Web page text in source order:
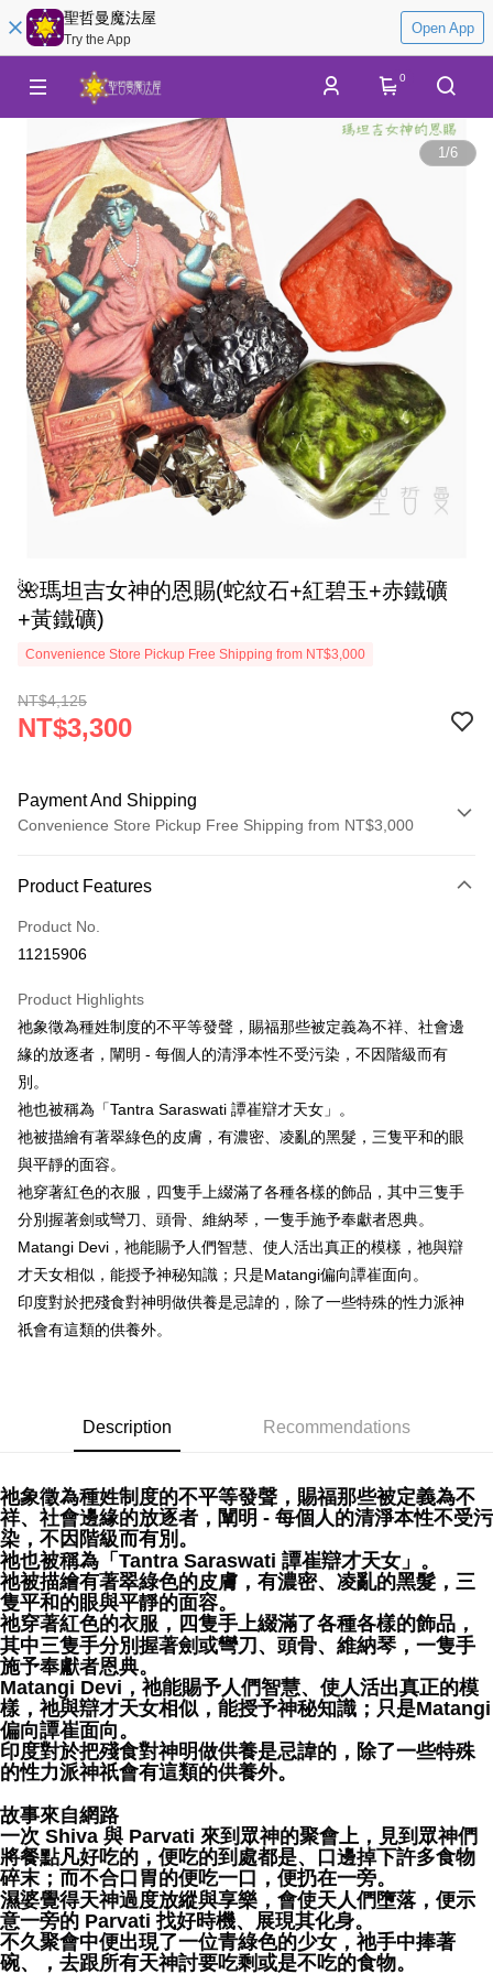
聖哲曼魔法屋
Try the App
Open App
0
1/6
🌺瑪坦吉女神的恩賜(蛇紋石+紅碧玉+赤鐵礦
+黃鐵礦)
Convenience Store Pickup Free Shipping from NT$3,000
NT$4,125
NT$3,300
Payment And Shipping
Convenience Store Pickup Free Shipping from NT$3,000
Credit Card (Full Payment)
Convenience Store Pickup and Pay
Apple Pay
JKOPAY
Easy Wallet
ATM Transfer
Shipping Method
全家取貨付款
NT$80/order | Free shipping on orders of NT$3,000 or more
7-11取貨付款
NT$80/order | Free shipping on orders of NT$3,000 or more
郵局幫你送（離島）
付款後門市自取
Free shipping
Product Features
Product No.
11215906
Product Highlights
祂象徵為種姓制度的不平等發聲，賜福那些被定義為不祥、社會邊
緣的放逐者，闡明 - 每個人的清淨本性不受污染，不因階級而有
別。
祂也被稱為「Tantra Saraswati 譚崔辯才天女」。
祂被描繪有著翠綠色的皮膚，有濃密、凌亂的黑髮，三隻平和的眼
與平靜的面容。
祂穿著紅色的衣服，四隻手上綴滿了各種各樣的飾品，其中三隻手
分別握著劍或彎刀、頭骨、維納琴，一隻手施予奉獻者恩典。
Matangi Devi，祂能賜予人們智慧、使人活出真正的模樣，祂與辯
才天女相似，能授予神秘知識；只是Matangi偏向譚崔面向。
印度對於把殘食對神明做供養是忌諱的，除了一些特殊的性力派神
祇會有這類的供養外。
Description Recommendations
祂象徵為種姓制度的不平等發聲，賜福那些被定義為不
祥、社會邊緣的放逐者，闡明 - 每個人的清淨本性不受污
染，不因階級而有別。
祂也被稱為「Tantra Saraswati 譚崔辯才天女」。
祂被描繪有著翠綠色的皮膚，有濃密、凌亂的黑髮，三
隻平和的眼與平靜的面容。
祂穿著紅色的衣服，四隻手上綴滿了各種各樣的飾品，
其中三隻手分別握著劍或彎刀、頭骨、維納琴，一隻手
施予奉獻者恩典。
Matangi Devi，祂能賜予人們智慧、使人活出真正的模
樣，祂與辯才天女相似，能授予神秘知識；只是Matangi
偏向譚崔面向。
印度對於把殘食對神明做供養是忌諱的，除了一些特殊
的性力派神祇會有這類的供養外。
故事來自網路
一次 Shiva 與 Parvati 來到眾神的聚會上，見到眾神們
將餐點凡好吃的，便吃的到處都是、口邊掉下許多食物
碎末；而不合口胃的便吃一口，便扔在一旁。
濕婆覺得天神過度放縱與享樂，會使天人們墮落，便示
意一旁的 Parvati 找好時機、展現其化身。
不久聚會中便出現了一位青綠色的少女，祂手中捧著
碗、，去跟所有天神討要吃剩或是不吃的食物。